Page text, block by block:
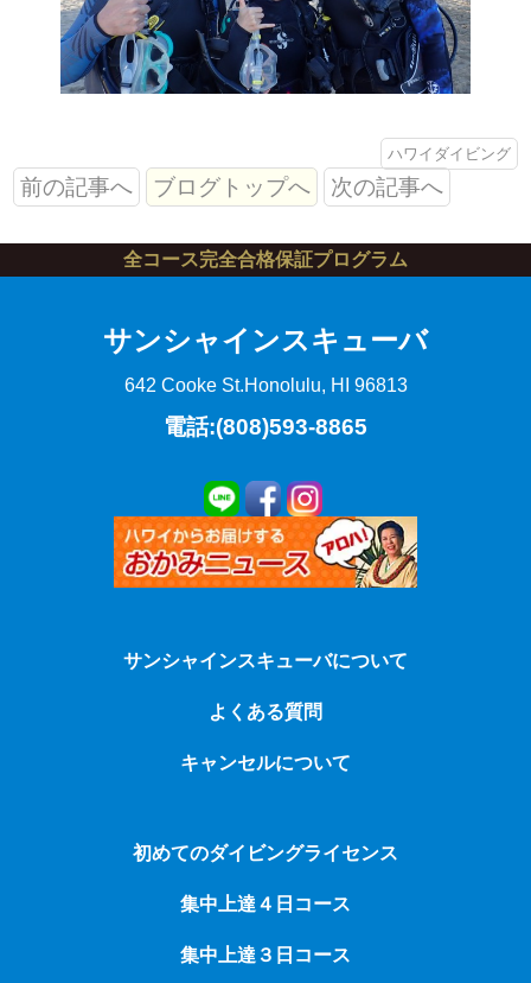
ハワイダイビング
前の記事へ ブログトップへ 次の記事へ
全コース完全合格保証プログラム
サンシャインスキューバ
642 Cooke St.Honolulu, HI 96813
電話:(808)593-8865
サンシャインスキューバについて
よくある質問
キャンセルについて
初めてのダイビングライセンス
集中上達４日コース
集中上達３日コース